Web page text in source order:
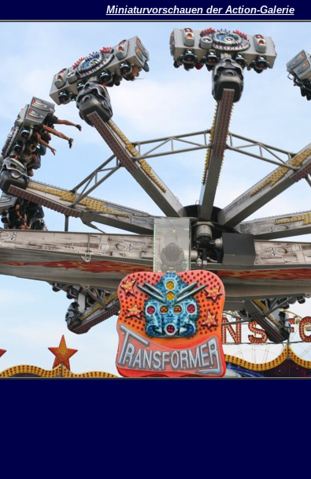
Miniaturvorschauen der Action-Galerie